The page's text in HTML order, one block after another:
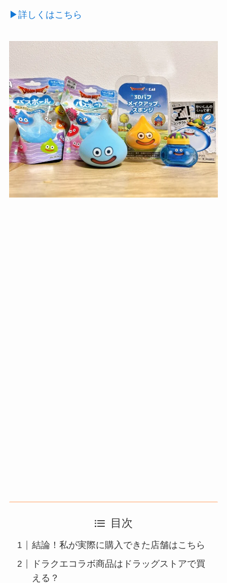
▶詳しくはこちら
目次
結論！私が実際に購入できた店舗はこちら
ドラクエコラボ商品はドラッグストアで買
える？